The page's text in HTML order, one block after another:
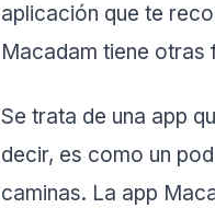
aplicación que te
Macadam tiene otras
Se trata de una app
decir, es como un
caminas. La app